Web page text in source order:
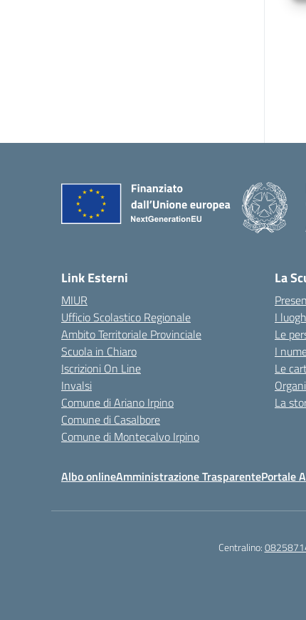
Link Esterni
MIUR
Ufficio Scolastico Regionale
Ambito Territoriale Provinciale
Scuola in Chiaro
Iscrizioni On Line
Invalsi
Comune di Ariano Irpino
Comune di Casalbore
Comune di Montecalvo Irpino
La
I
Le
I
Le
La
Albo onlineAmministrazione TrasparentePortale
Centralino: